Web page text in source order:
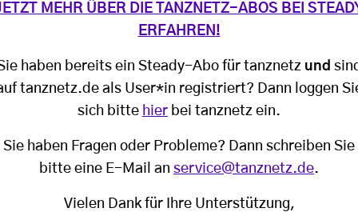
MEHR ÜBER DIE TANZNETZ-ABOS BEI
ERFAHREN!
haben bereits ein Steady-Abo für tanznetz und
tanznetz.de als User*in registriert? Dann loggen
sich bitte hier bei tanznetz ein.
Sie haben Fragen oder Probleme? Dann schreiben Sie
bitte eine E-Mail an service@tanznetz.de.
Vielen Dank für Ihre Unterstützung,